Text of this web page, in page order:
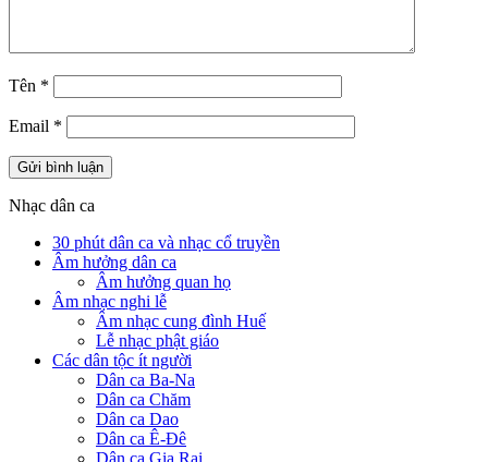
Tên *
Email *
Nhạc dân ca
30 phút dân ca và nhạc cổ truyền
Âm hưởng dân ca
Âm hưởng quan họ
Âm nhạc nghi lễ
Âm nhạc cung đình Huế
Lễ nhạc phật giáo
Các dân tộc ít người
Dân ca Ba-Na
Dân ca Chăm
Dân ca Dao
Dân ca Ê-Đê
Dân ca Gia Rai